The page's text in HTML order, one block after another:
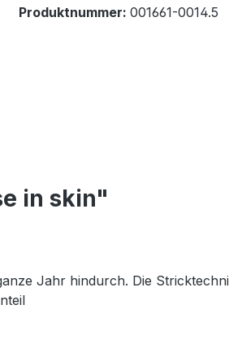
Produktnummer: 001661-0014.5
in skin"
Jahr hindurch. Die